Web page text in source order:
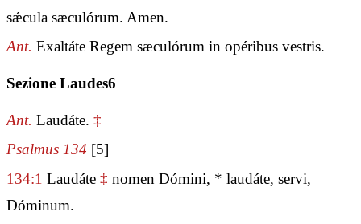
sǽcula sæculórum. Amen.
Ant. Exaltáte Regem sæculórum in opéribus vestris.
Sezione Laudes6
Ant. Laudáte. ‡
Psalmus 134 [5]
134:1 Laudáte ‡ nomen Dómini, * laudáte, servi,
Dóminum.